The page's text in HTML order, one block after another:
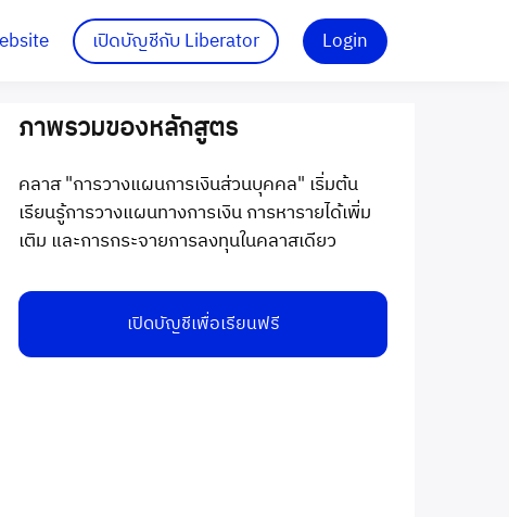
เปิดบัญชีกับ Liberator Login
ภาพรวมของหลักสูตร
คลาส "การวางแผนการเงินส่วนบุคคล" เริ่มต้น
เรียนรู้การวางแผนทางการเงิน การหารายได้เพิ่ม
เติม และการกระจายการลงทุนในคลาสเดียว
เปิดบัญชีเพื่อเรียนฟรี